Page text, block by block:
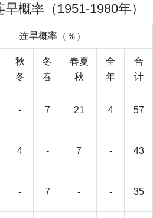
概率（1951-1980年）
连旱概率（％）
秋
冬
冬
春
春夏
秋
全
年
合
计
- 7 21 4 57
4 - 7 - 43
- 7 - - 35